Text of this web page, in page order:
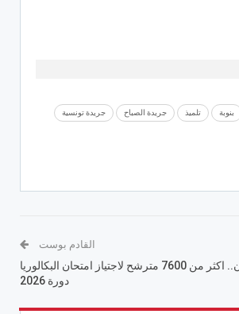
بنوبة تلميذ جريدة الصباح جريدة تونسية
القادم بوست
القيروان.. اكثر من 7600 مترشح لاجتياز امتحان البكالوريا
دورة 2026